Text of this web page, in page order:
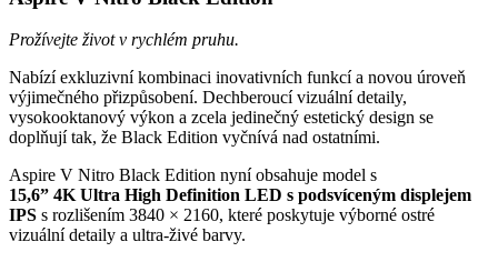
Prožívejte život v rychlém pruhu.
Nabízí exkluzivní kombinaci inovativních funkcí a novou úroveň
výjimečného přizpůsobení. Dechberoucí vizuální detaily,
vysokooktanový výkon a zcela jedinečný estetický design se
doplňují tak, že Black Edition vyčnívá nad ostatními.
Aspire V Nitro Black Edition nyní obsahuje model s
15,6” 4K Ultra High Definition LED s podsvíceným displejem
IPS s rozlišením 3840 × 2160, které poskytuje výborné ostré
vizuální detaily a ultra-živé barvy.